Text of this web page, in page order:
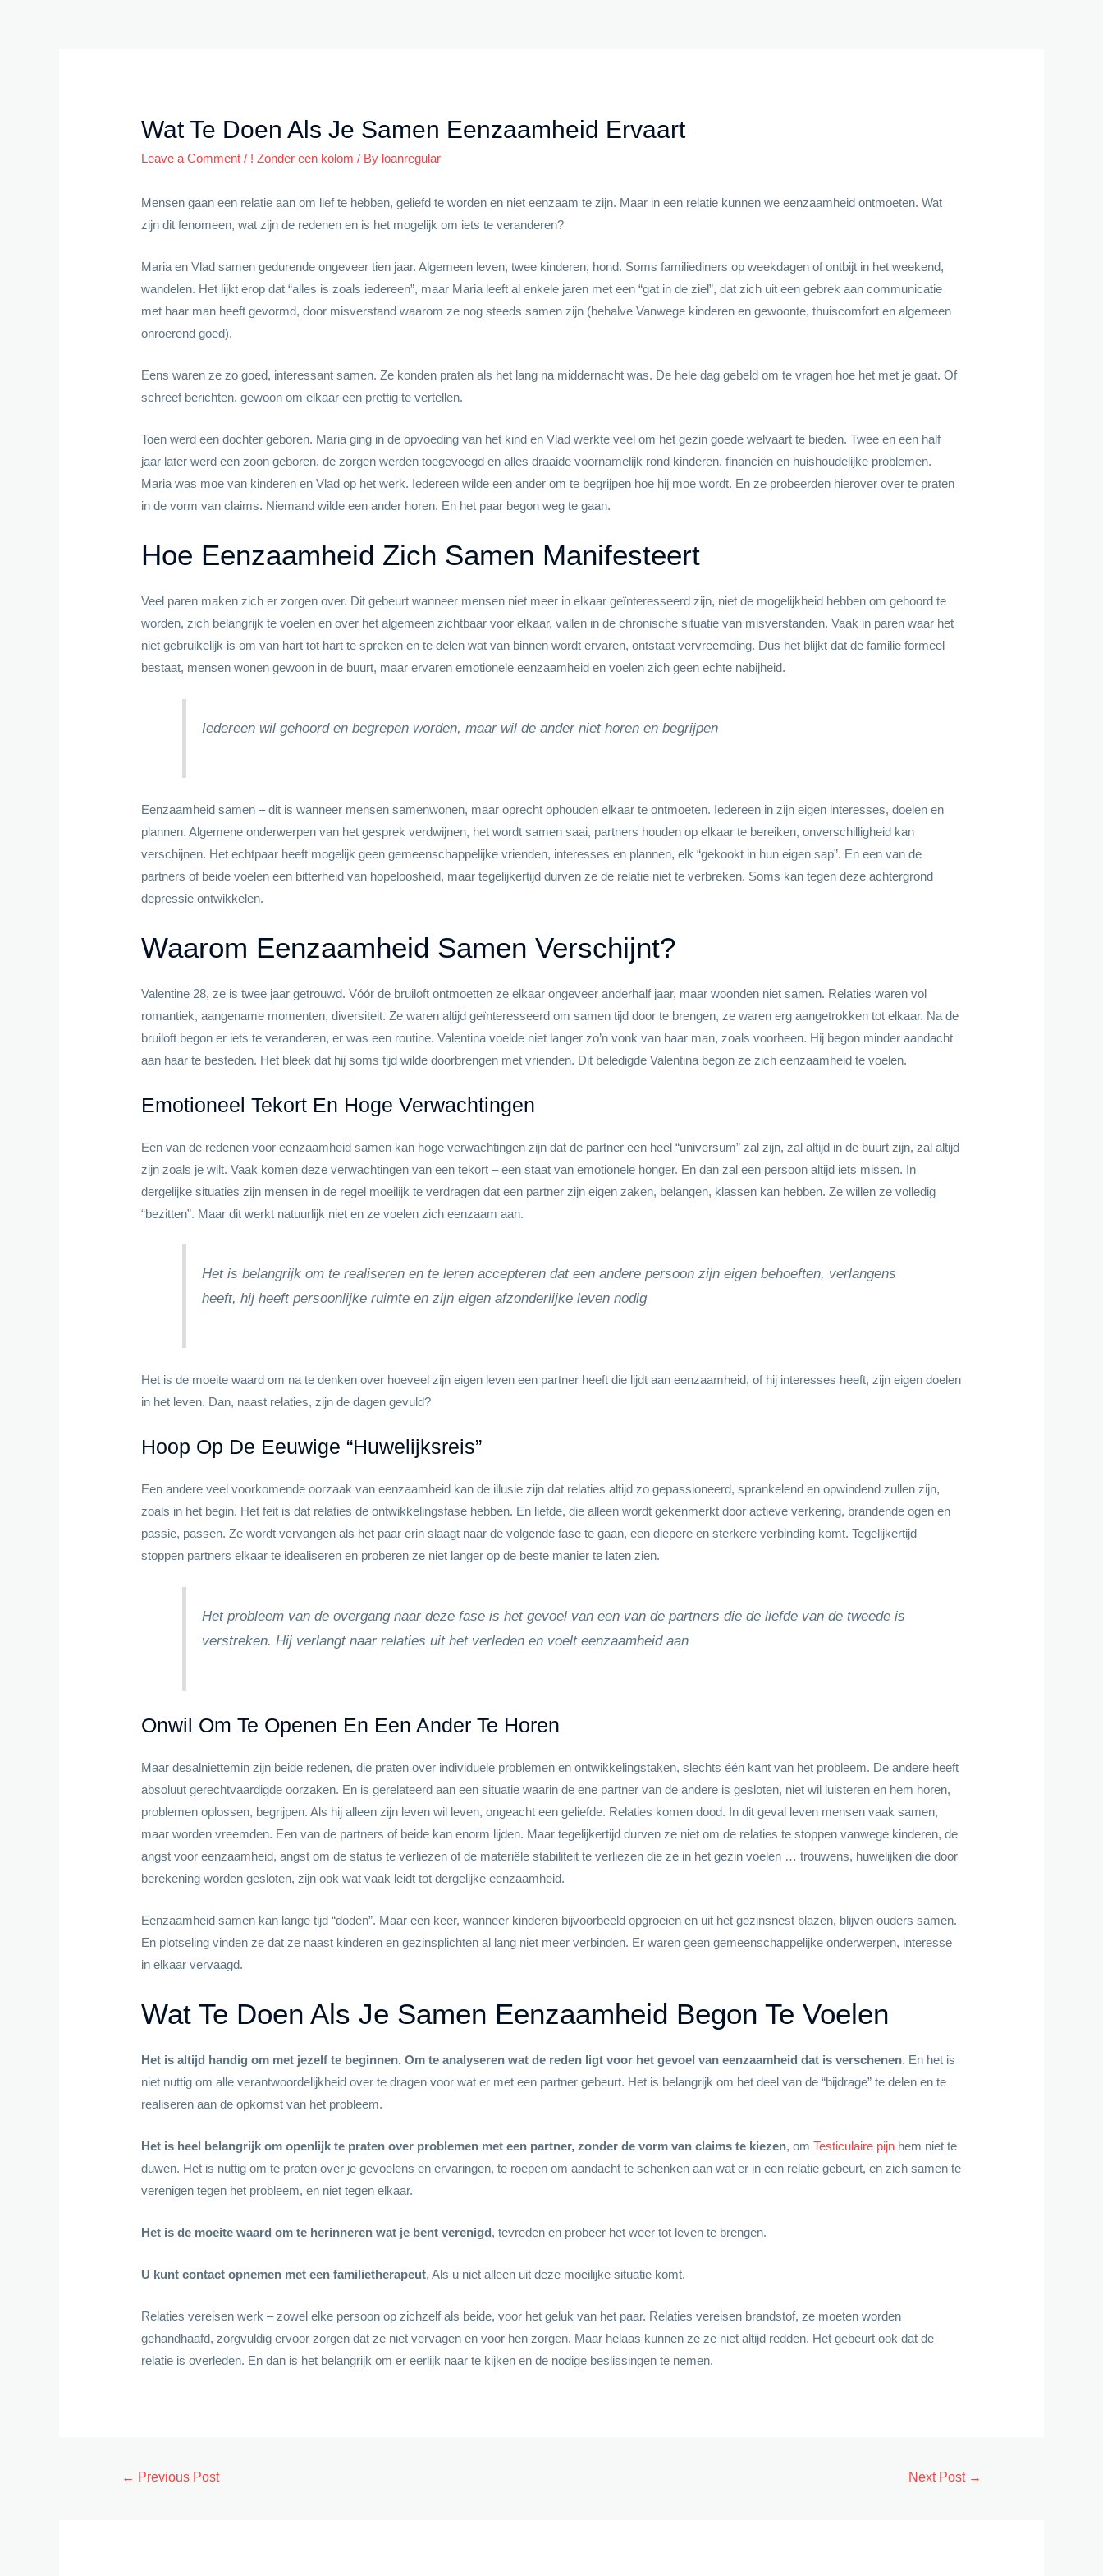
Wat Te Doen Als Je Samen Eenzaamheid Ervaart
Leave a Comment / ! Zonder een kolom / By loanregular
Mensen gaan een relatie aan om lief te hebben, geliefd te worden en niet eenzaam te zijn. Maar in een relatie kunnen we eenzaamheid ontmoeten. Wat
zijn dit fenomeen, wat zijn de redenen en is het mogelijk om iets te veranderen?
Maria en Vlad samen gedurende ongeveer tien jaar. Algemeen leven, twee kinderen, hond. Soms familiediners op weekdagen of ontbijt in het weekend,
wandelen. Het lijkt erop dat “alles is zoals iedereen”, maar Maria leeft al enkele jaren met een “gat in de ziel”, dat zich uit een gebrek aan communicatie
met haar man heeft gevormd, door misverstand waarom ze nog steeds samen zijn (behalve Vanwege kinderen en gewoonte, thuiscomfort en algemeen
onroerend goed).
Eens waren ze zo goed, interessant samen. Ze konden praten als het lang na middernacht was. De hele dag gebeld om te vragen hoe het met je gaat. Of
schreef berichten, gewoon om elkaar een prettig te vertellen.
Toen werd een dochter geboren. Maria ging in de opvoeding van het kind en Vlad werkte veel om het gezin goede welvaart te bieden. Twee en een half
jaar later werd een zoon geboren, de zorgen werden toegevoegd en alles draaide voornamelijk rond kinderen, financiën en huishoudelijke problemen.
Maria was moe van kinderen en Vlad op het werk. Iedereen wilde een ander om te begrijpen hoe hij moe wordt. En ze probeerden hierover over te praten
in de vorm van claims. Niemand wilde een ander horen. En het paar begon weg te gaan.
Hoe Eenzaamheid Zich Samen Manifesteert
Veel paren maken zich er zorgen over. Dit gebeurt wanneer mensen niet meer in elkaar geïnteresseerd zijn, niet de mogelijkheid hebben om gehoord te
worden, zich belangrijk te voelen en over het algemeen zichtbaar voor elkaar, vallen in de chronische situatie van misverstanden. Vaak in paren waar het
niet gebruikelijk is om van hart tot hart te spreken en te delen wat van binnen wordt ervaren, ontstaat vervreemding. Dus het blijkt dat de familie formeel
bestaat, mensen wonen gewoon in de buurt, maar ervaren emotionele eenzaamheid en voelen zich geen echte nabijheid.
Iedereen wil gehoord en begrepen worden, maar wil de ander niet horen en begrijpen
Eenzaamheid samen – dit is wanneer mensen samenwonen, maar oprecht ophouden elkaar te ontmoeten. Iedereen in zijn eigen interesses, doelen en
plannen. Algemene onderwerpen van het gesprek verdwijnen, het wordt samen saai, partners houden op elkaar te bereiken, onverschilligheid kan
verschijnen. Het echtpaar heeft mogelijk geen gemeenschappelijke vrienden, interesses en plannen, elk “gekookt in hun eigen sap”. En een van de
partners of beide voelen een bitterheid van hopeloosheid, maar tegelijkertijd durven ze de relatie niet te verbreken. Soms kan tegen deze achtergrond
depressie ontwikkelen.
Waarom Eenzaamheid Samen Verschijnt?
Valentine 28, ze is twee jaar getrouwd. Vóór de bruiloft ontmoetten ze elkaar ongeveer anderhalf jaar, maar woonden niet samen. Relaties waren vol
romantiek, aangename momenten, diversiteit. Ze waren altijd geïnteresseerd om samen tijd door te brengen, ze waren erg aangetrokken tot elkaar. Na de
bruiloft begon er iets te veranderen, er was een routine. Valentina voelde niet langer zo’n vonk van haar man, zoals voorheen. Hij begon minder aandacht
aan haar te besteden. Het bleek dat hij soms tijd wilde doorbrengen met vrienden. Dit beledigde Valentina begon ze zich eenzaamheid te voelen.
Emotioneel Tekort En Hoge Verwachtingen
Een van de redenen voor eenzaamheid samen kan hoge verwachtingen zijn dat de partner een heel “universum” zal zijn, zal altijd in de buurt zijn, zal altijd
zijn zoals je wilt. Vaak komen deze verwachtingen van een tekort – een staat van emotionele honger. En dan zal een persoon altijd iets missen. In
dergelijke situaties zijn mensen in de regel moeilijk te verdragen dat een partner zijn eigen zaken, belangen, klassen kan hebben. Ze willen ze volledig
“bezitten”. Maar dit werkt natuurlijk niet en ze voelen zich eenzaam aan.
Het is belangrijk om te realiseren en te leren accepteren dat een andere persoon zijn eigen behoeften, verlangens
heeft, hij heeft persoonlijke ruimte en zijn eigen afzonderlijke leven nodig
Het is de moeite waard om na te denken over hoeveel zijn eigen leven een partner heeft die lijdt aan eenzaamheid, of hij interesses heeft, zijn eigen doelen
in het leven. Dan, naast relaties, zijn de dagen gevuld?
Hoop Op De Eeuwige “huwelijksreis”
Een andere veel voorkomende oorzaak van eenzaamheid kan de illusie zijn dat relaties altijd zo gepassioneerd, sprankelend en opwindend zullen zijn,
zoals in het begin. Het feit is dat relaties de ontwikkelingsfase hebben. En liefde, die alleen wordt gekenmerkt door actieve verkering, brandende ogen en
passie, passen. Ze wordt vervangen als het paar erin slaagt naar de volgende fase te gaan, een diepere en sterkere verbinding komt. Tegelijkertijd
stoppen partners elkaar te idealiseren en proberen ze niet langer op de beste manier te laten zien.
Het probleem van de overgang naar deze fase is het gevoel van een van de partners die de liefde van de tweede is
verstreken. Hij verlangt naar relaties uit het verleden en voelt eenzaamheid aan
Onwil Om Te Openen En Een Ander Te Horen
Maar desalniettemin zijn beide redenen, die praten over individuele problemen en ontwikkelingstaken, slechts één kant van het probleem. De andere heeft
absoluut gerechtvaardigde oorzaken. En is gerelateerd aan een situatie waarin de ene partner van de andere is gesloten, niet wil luisteren en hem horen,
problemen oplossen, begrijpen. Als hij alleen zijn leven wil leven, ongeacht een geliefde. Relaties komen dood. In dit geval leven mensen vaak samen,
maar worden vreemden. Een van de partners of beide kan enorm lijden. Maar tegelijkertijd durven ze niet om de relaties te stoppen vanwege kinderen, de
angst voor eenzaamheid, angst om de status te verliezen of de materiële stabiliteit te verliezen die ze in het gezin voelen … trouwens, huwelijken die door
berekening worden gesloten, zijn ook wat vaak leidt tot dergelijke eenzaamheid.
Eenzaamheid samen kan lange tijd “doden”. Maar een keer, wanneer kinderen bijvoorbeeld opgroeien en uit het gezinsnest blazen, blijven ouders samen.
En plotseling vinden ze dat ze naast kinderen en gezinsplichten al lang niet meer verbinden. Er waren geen gemeenschappelijke onderwerpen, interesse
in elkaar vervaagd.
Wat Te Doen Als Je Samen Eenzaamheid Begon Te Voelen
Het is altijd handig om met jezelf te beginnen. Om te analyseren wat de reden ligt voor het gevoel van eenzaamheid dat is verschenen. En het is
niet nuttig om alle verantwoordelijkheid over te dragen voor wat er met een partner gebeurt. Het is belangrijk om het deel van de “bijdrage” te delen en te
realiseren aan de opkomst van het probleem.
Het is heel belangrijk om openlijk te praten over problemen met een partner, zonder de vorm van claims te kiezen, omTesticulaire pijn hem niet te
duwen. Het is nuttig om te praten over je gevoelens en ervaringen, te roepen om aandacht te schenken aan wat er in een relatie gebeurt, en zich samen te
verenigen tegen het probleem, en niet tegen elkaar.
Het is de moeite waard om te herinneren wat je bent verenigd, tevreden en probeer het weer tot leven te brengen.
U kunt contact opnemen met een familietherapeut, Als u niet alleen uit deze moeilijke situatie komt.
Relaties vereisen werk – zowel elke persoon op zichzelf als beide, voor het geluk van het paar. Relaties vereisen brandstof, ze moeten worden
gehandhaafd, zorgvuldig ervoor zorgen dat ze niet vervagen en voor hen zorgen. Maar helaas kunnen ze ze niet altijd redden. Het gebeurt ook dat de
relatie is overleden. En dan is het belangrijk om er eerlijk naar te kijken en de nodige beslissingen te nemen.
← Previous Post Next Post →